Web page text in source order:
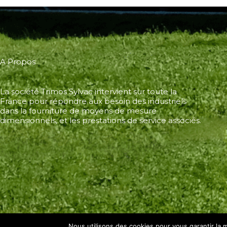
A Propos
La société Trimos Sylvac intervient sur toute la
France pour répondre aux besoin des industriels
dans la fourniture de moyens de mesure
dimensionnels, et les prestations de service associés.